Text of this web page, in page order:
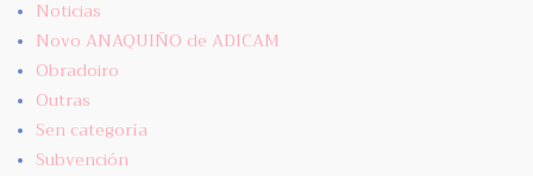
Noticias
Novo ANAQUIÑO de ADICAM
Obradoiro
Outras
Sen categoría
Subvención